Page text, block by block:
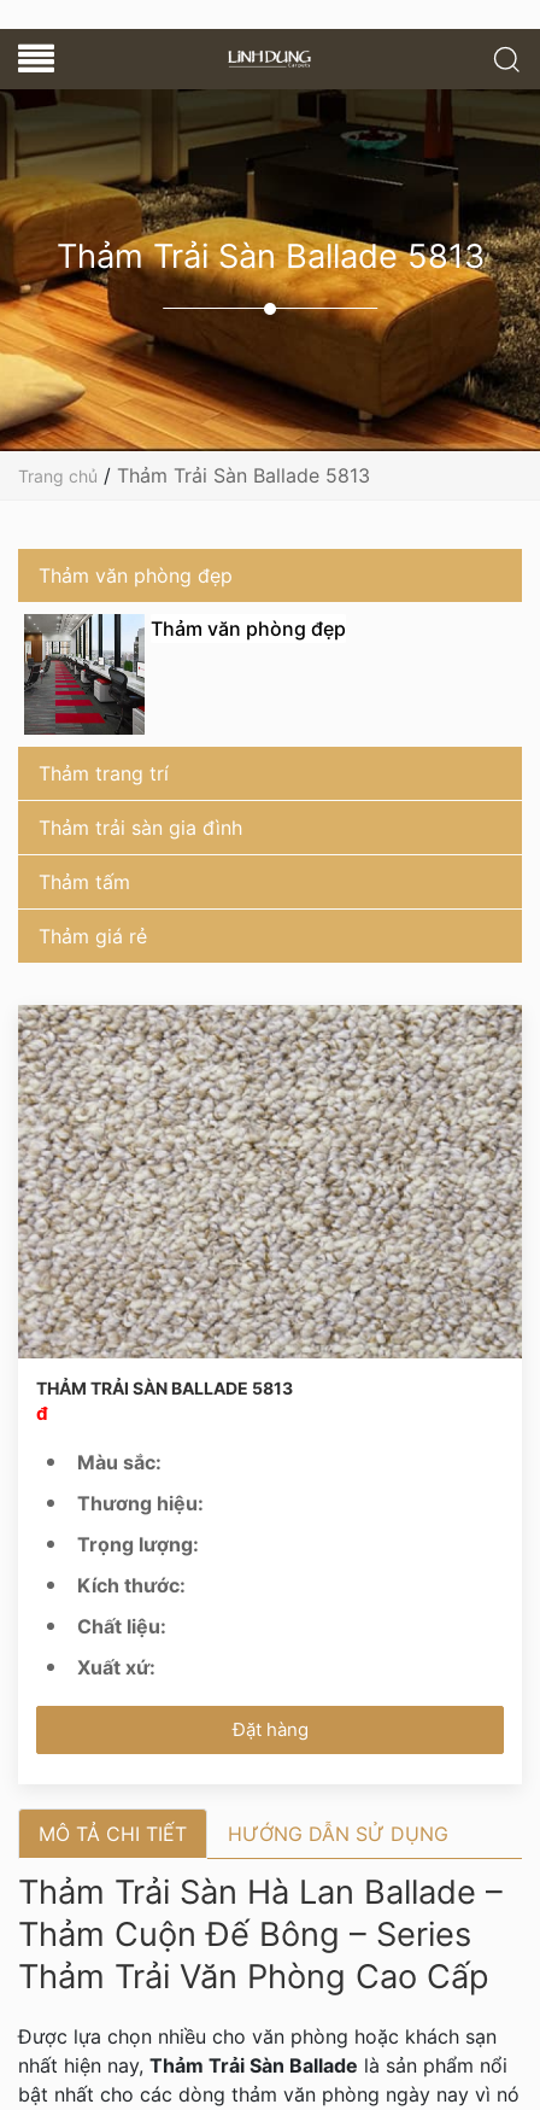
Thảm Trải Sàn Ballade 5813
Trang chủ / Thảm Trải Sàn Ballade 5813
Thảm văn phòng đẹp
Thảm văn phòng đẹp
Thảm trang trí
Thảm trải sàn gia đình
Thảm tấm
Thảm giá rẻ
THẢM TRẢI SÀN BALLADE 5813
đ
Màu sắc:
Thương hiệu:
Trọng lượng:
Kích thước:
Chất liệu:
Xuất xứ:
Đặt hàng
MÔ TẢ CHI TIẾT HƯỚNG DẪN SỬ DỤNG
Thảm Trải Sàn Hà Lan Ballade –
Thảm Cuộn Đế Bông – Series
Thảm Trải Văn Phòng Cao Cấp
Được lựa chọn nhiều cho văn phòng hoặc khách sạn
nhất hiện nay, Thảm Trải Sàn Ballade là sản phẩm nổi
bật nhất cho các dòng thảm văn phòng ngày nay vì nó